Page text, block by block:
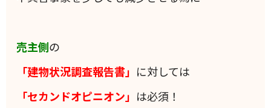
売主側の
「建物状況調査報告書」 に対しては
「セカンドオピニオン」 は必須！